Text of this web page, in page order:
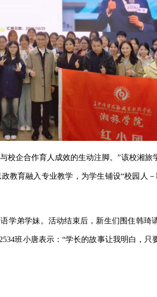
校企合作育人成效的生动注脚。”该校湘旅
教育融入专业教学，为学生铺设“校园人
学弟学妹。活动结束后，新生们围住韩琦
班小唐表示：“学长的故事让我明白，只